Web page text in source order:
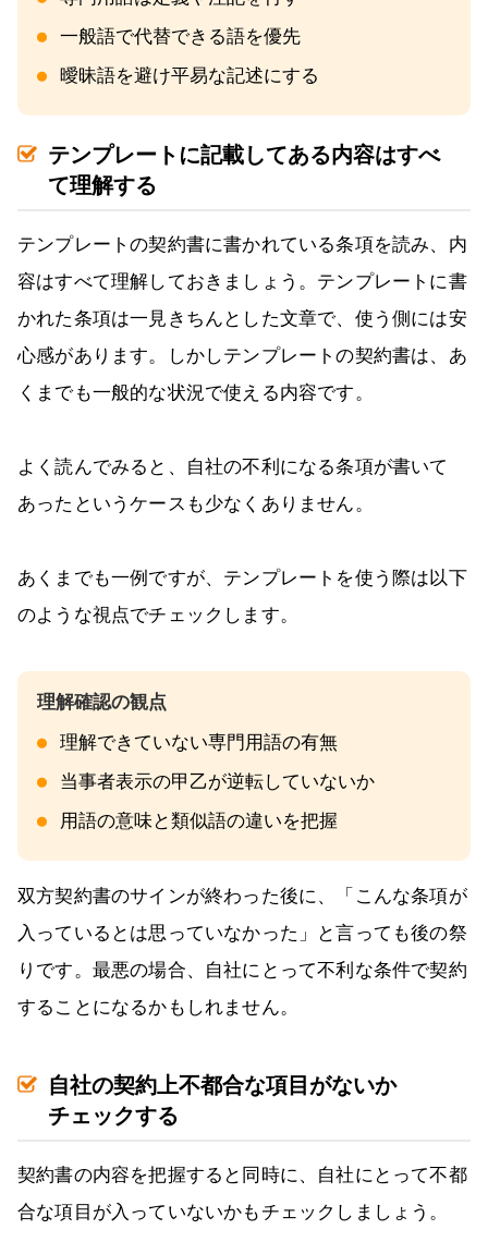
一般語で代替できる語を優先
曖昧語を避け平易な記述にする
テンプレートに記載してある内容はすべ
て理解する
テンプレートの契約書に書かれている条項を読み、内
容はすべて理解しておきましょう。テンプレートに書
かれた条項は一見きちんとした文章で、使う側には安
心感があります。しかしテンプレートの契約書は、あ
くまでも一般的な状況で使える内容です。
よく読んでみると、自社の不利になる条項が書いて
あったというケースも少なくありません。
あくまでも一例ですが、テンプレートを使う際は以下
のような視点でチェックします。
理解できていない専門用語の有無
当事者表示の甲乙が逆転していないか
用語の意味と類似語の違いを把握
双方契約書のサインが終わった後に、「こんな条項が
入っているとは思っていなかった」と言っても後の祭
りです。最悪の場合、自社にとって不利な条件で契約
することになるかもしれません。
自社の契約上不都合な項目がないか
チェックする
契約書の内容を把握すると同時に、自社にとって不都
合な項目が入っていないかもチェックしましょう。